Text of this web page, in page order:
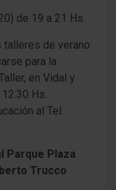
de 19 a 21 Hs.
talleres de verano
para la
en Vidal y
Hs.
al Tel.
Parque Plaza
Trucco